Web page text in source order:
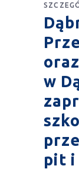
w
pit i